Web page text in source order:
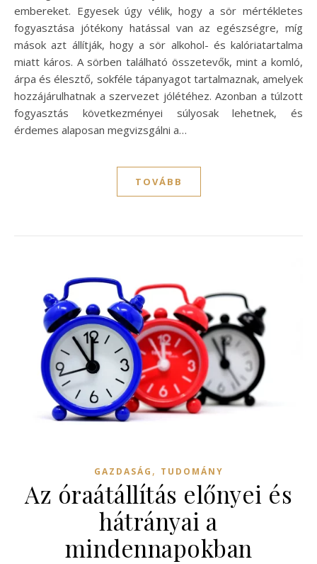
embereket. Egyesek úgy vélik, hogy a sör mértékletes
fogyasztása jótékony hatással van az egészségre, míg
mások azt állítják, hogy a sör alkohol- és kalóriatartalma
miatt káros. A sörben található összetevők, mint a komló,
árpa és élesztő, sokféle tápanyagot tartalmaznak, amelyek
hozzájárulhatnak a szervezet jólétéhez. Azonban a túlzott
fogyasztás következményei súlyosak lehetnek, és
érdemes alaposan megvizsgálni a…
TOVÁBB
GAZDASÁG , TUDOMÁNY
Az óraátállítás előnyei és
hátrányai a
mindennapokban